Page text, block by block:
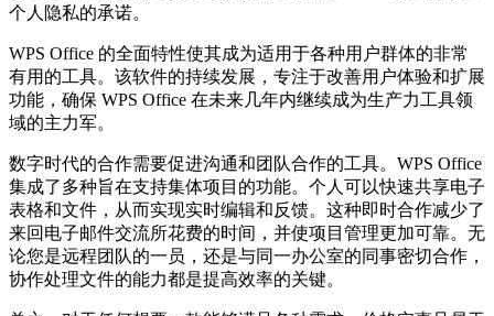
个人隐私的承诺。
WPS Office 的全面特性使其成为适用于各种用户群体的非常
有用的工具。该软件的持续发展，专注于改善用户体验和扩展
功能，确保 WPS Office 在未来几年内继续成为生产力工具领
域的主力军。
数字时代的合作需要促进沟通和团队合作的工具。WPS Office
集成了多种旨在支持集体项目的功能。个人可以快速共享电子
表格和文件，从而实现实时编辑和反馈。这种即时合作减少了
来回电子邮件交流所花费的时间，并使项目管理更加可靠。无
论您是远程团队的一员，还是与同一办公室的同事密切合作，
协作处理文件的能力都是提高效率的关键。